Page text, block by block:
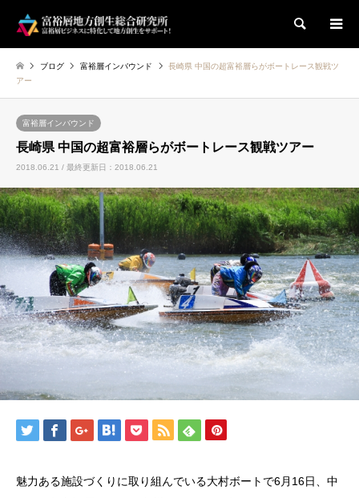
検索
ブログ 富裕層インバウンド
長崎県 中国の超富裕層らがボートレース観戦ツ
アー
富裕層インバウンド
長崎県 中国の超富裕層らがボートレース観戦ツアー
2018.06.21 / 最終更新日：2018.06.21
魅力ある施設づくりに取り組んでいる大村ボートで6月16日、中